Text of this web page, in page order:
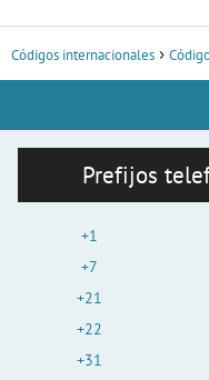
Códigos internacionales
Prefijos
+1
+7
+21
+22
+31